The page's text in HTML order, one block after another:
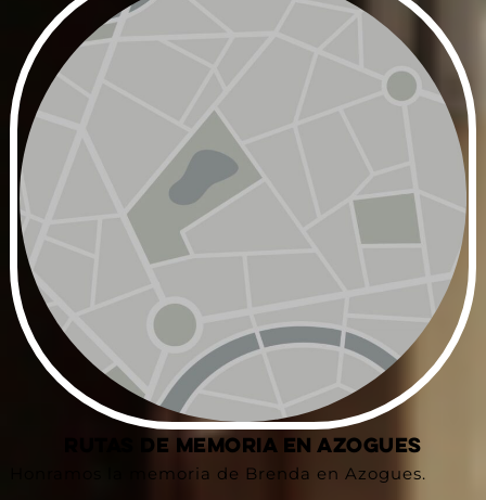
Rutas de Memoria en Azogues
Honramos la memoria de Brenda en Azogues.